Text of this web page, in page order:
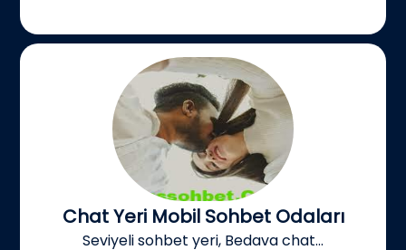
Chat Yeri Mobil Sohbet Odaları
Seviyeli sohbet yeri, Bedava chat...